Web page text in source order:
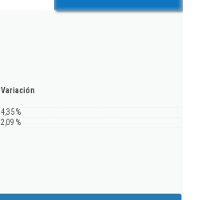
Variación
4,35 %
2,09 %